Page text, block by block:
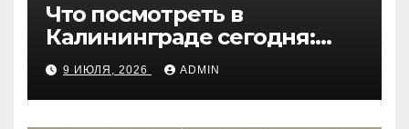
Что посмотреть в
Калининграде сегодня:
путеводитель по самому
западному городу России
9 ИЮЛЯ, 2026 ADMIN